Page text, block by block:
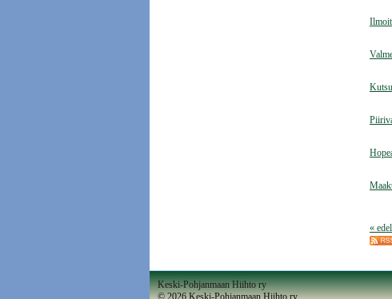
«
Keski-Pohjanmaan Hiihto ry
©2026 Keski-Pohjanmaan Hiihto ry